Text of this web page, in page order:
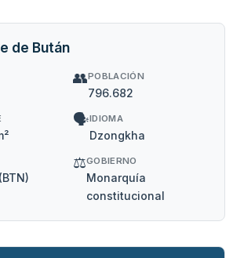
de Bután
👥POBLACIÓN
796.682
🗣️IDIOMA
Dzongkha
⚖️GOBIERNO
Monarquía
constitucional